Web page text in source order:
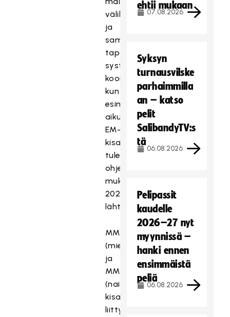
välillä
ja
samalla
tapahtumakalenterin
systemaattisempaa
koordinointia,
kun
esimerkiksi
aikuisten
EM-
kisat
tulevat
ohjelmaan
mukaan
2025
lähtien.
MM2026-
(miehet)
ja
MM2027-
(naiset)
kisahakuihin
liittyen
ehtii mukaan
07.08.2026
Syksyn
turnausvilske
parhaimmilla
an – katso
pelit
SalibandyTV:s
tä
06.08.2026
Pelipassit
kaudelle
2026–27 nyt
myynnissä –
hanki ennen
ensimmäistä
peliä
06.08.2026